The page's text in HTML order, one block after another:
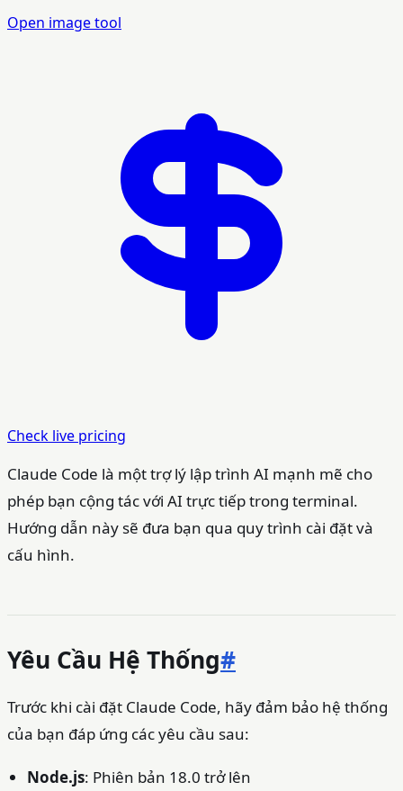
Open image tool
Check live pricing
Claude Code là một trợ lý lập trình AI mạnh mẽ cho
phép bạn cộng tác với AI trực tiếp trong terminal.
Hướng dẫn này sẽ đưa bạn qua quy trình cài đặt và
cấu hình.
Yêu Cầu Hệ Thống#
Trước khi cài đặt Claude Code, hãy đảm bảo hệ thống
của bạn đáp ứng các yêu cầu sau:
Node.js: Phiên bản 18.0 trở lên